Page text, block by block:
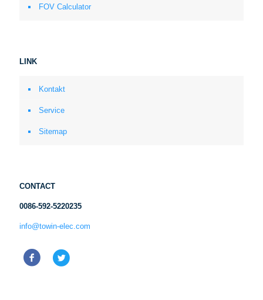
FOV Calculator
LINK
Kontakt
Service
Sitemap
CONTACT
0086-592-5220235
info@towin-elec.com